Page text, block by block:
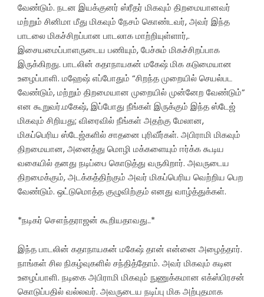
வேண்டும். நடன இயக்குனர் ஸ்ரீதர் மிகவும் திறமையானவர்
மற்றும் சினிமா மீது மிகவும் நேசம் கொண்டவர், அவர் இந்த
பாடலை மிகச்சிறப்பான பாடலாக மாற்றியுள்ளார்,.
இசையமைப்பாளருடைய பணியும், பேச்சும் மிகச்சிறப்பாக
இருக்கிறது. பாடலின் கதாநாயகன் மகேஷ் மிக கடுமையான
உழைப்பாளி. மஹேஷ் எப்போதும் “சிறந்த முறையில் செயல்பட
வேண்டும், மற்றும் திறமையான முறையில் முன்னேற வேண்டும்”
என கூறுவர்.மகேஷ், இப்போது நீங்கள் இருக்கும் இந்த ஸ்டேஜ்
மிகவும் சிறியது; விரைவில் நீங்கள் அதற்கு மேலான,
மிகப்பெரிய ஸ்டேஜ்களில் சாதனை புரிவீர்கள். அபிராமி மிகவும்
திறமையான, அனைத்து மொழி மக்களையும் ஈர்க்க கூடிய
வகையில் தனது நடிப்பை கொடுத்து வருகிறார். அவருடைய
திறமைக்கும், அடக்கத்திற்கும் அவர் மிகப்பெரிய வெற்றிய பெற
வேண்டும். ஒட்டுமொத்த குழுவிற்கும் எனது வாழ்த்துக்கள்.
*நடிகர் சௌந்தராஜன் கூறியதாவது..*
இந்த பாடலின் கதாநாயகன் மகேஷ் தான் என்னை அழைத்தார்.
நாங்கள் சில நிகழ்வுகளில் சந்தித்தோம். அவர் மிகவும் கடின
உழைப்பாளி. நடிகை அபிராமி மிகவும் நுணுக்கமான எக்ஸ்பிரசன்
கொடுப்பதில் வல்லவர். அவருடைய நடிப்பு மிக அற்புதமாக